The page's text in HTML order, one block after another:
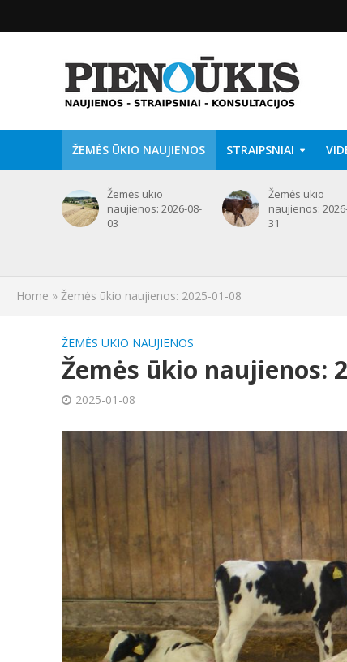
ŽEMĖS ŪKIO NAUJIENOS STRAIPSNIAI
Žemės ūkio
naujienos: 2026-08-
03
Žemės ūkio
naujienos:
31
Home » Žemės ūkio naujienos: 2025-01-08
ŽEMĖS ŪKIO NAUJIENOS
Žemės ūkio naujienos:
2025-01-08